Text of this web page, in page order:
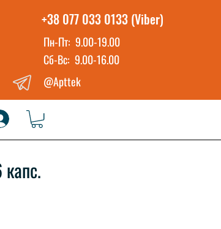
+38 077 033 0133 (Viber)
Пн-Пт: 9.00-19.00
Сб-Вс: 9.00-16.00
@Apttek